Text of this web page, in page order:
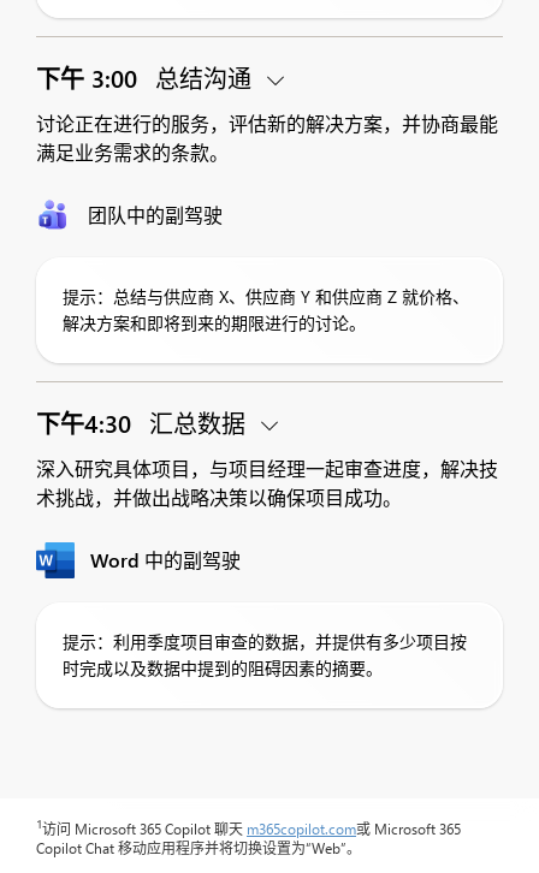
下午 3:00 总结沟通
讨论正在进行的服务，评估新的解决方案，并协商最能
满足业务需求的条款。
团队中的副驾驶
提示：总结与供应商 X、供应商 Y 和供应商 Z 就价格、
解决方案和即将到来的期限进行的讨论。
下午4:30 汇总数据
深入研究具体项目，与项目经理一起审查进度，解决技
术挑战，并做出战略决策以确保项目成功。
Word 中的副驾驶
提示：利用季度项目审查的数据，并提供有多少项目按
时完成以及数据中提到的阻碍因素的摘要。
1访问 Microsoft 365 Copilot 聊天 m365copilot.com或 Microsoft 365
Copilot Chat 移动应用程序并将切换设置为“Web”。